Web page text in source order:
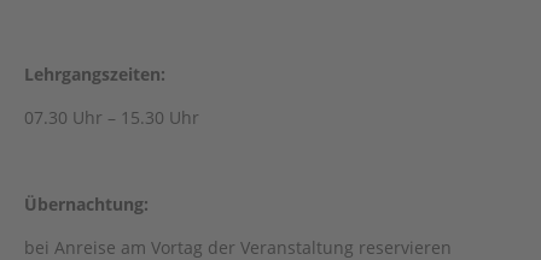
Lehrgangszeiten:
07.30 Uhr – 15.30 Uhr
Übernachtung:
bei Anreise am Vortag der Veranstaltung reservieren